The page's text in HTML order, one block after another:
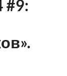
#9: